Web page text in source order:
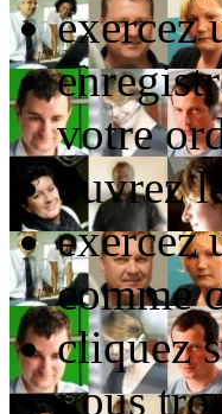
exercez
votre
ouvrez
comme
cliquez
vous